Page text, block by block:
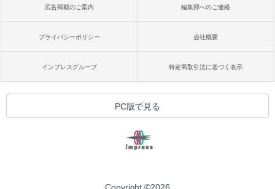
広告掲載のご案内 編集部へのご連絡
プライバシーポリシー 会社概要
インプレスグループ 特定商取引法に基づく表示
PC版で見る